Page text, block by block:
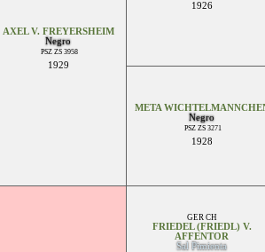
AXEL V. FREYERSHEIM
Negro
PSZ ZS 3958
1929
1926
META
Negro
PSZ ZS 3271
1928
GER CH
FRIEDEL (FRIEDL) V.
AFFENTOR
Sal Pimienta